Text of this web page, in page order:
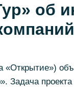
об
«Открытие»)
Задача